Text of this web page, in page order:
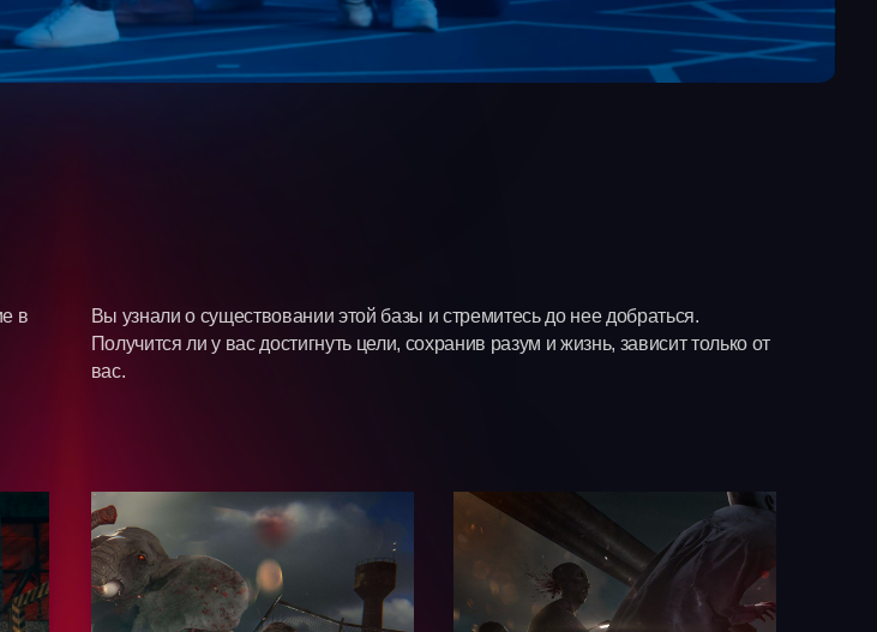
Вы узнали о существовании этой базы и стремитесь до нее добраться.